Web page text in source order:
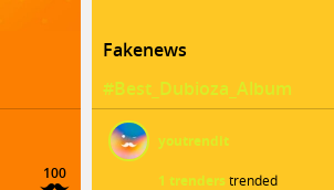
100
Fakenews
#Best_Dubioza_Album
youtrendit
1 trenders trended